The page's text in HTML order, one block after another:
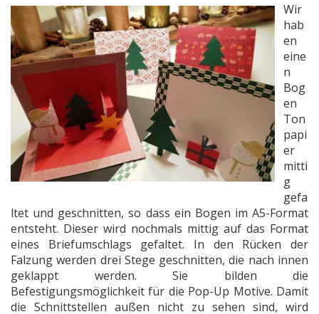
Wir
hab
en
eine
n
Bog
en
Ton
papi
er
mitti
g
gefa
ltet und geschnitten, so dass ein Bogen im A5-Format
entsteht. Dieser wird nochmals mittig auf das Format
eines Briefumschlags gefaltet. In den Rücken der
Falzung werden drei Stege geschnitten, die nach innen
geklappt werden. Sie bilden die
Befestigungsmöglichkeit für die Pop-Up Motive. Damit
die Schnittstellen außen nicht zu sehen sind, wird